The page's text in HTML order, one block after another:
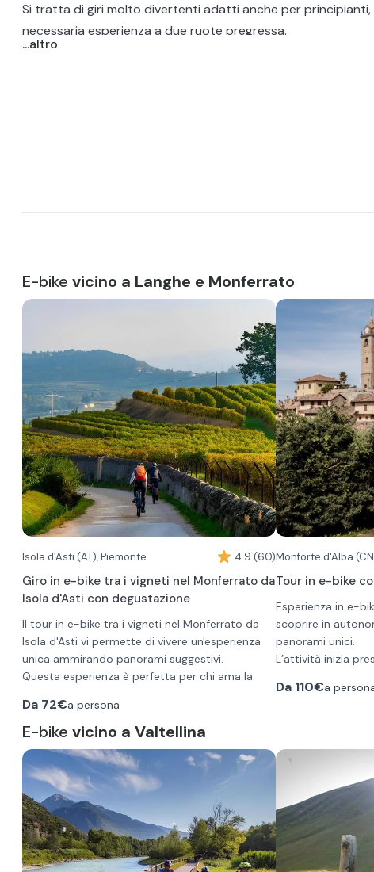
Si tratta di giri molto divertenti adatti anche per principianti,
necessaria esperienza a due ruote pregressa.
Scopri i migliori tour in bici al Lago di Como a pochi minuti da
...altro
E-bike vicino a Langhe e Monferrato
Isola d'Asti (AT), Piemonte 4.9 (60)
Giro in e-bike tra i vigneti nel Monferrato da
Isola d'Asti con degustazione
Il tour in e-bike tra i vigneti nel Monferrato da
Isola d'Asti vi permette di vivere un'esperienza
unica ammirando panorami suggestivi.
Questa esperienza è perfetta per chi ama la
territorio in modo sostenibile e divertente.
Avrete la possibilità di pedalare lungo sentieri
immersi nel verde, circondati da filari di viti e
alberi di ulivo. Potrete orientarvi grazie alla
mappa su un'app personalizzata che vi verrà
messa a disposizione.
Nel pacchetto sono compresi il casco, uno
zainetto, un lucchetto per la chiusura in
sicurezza dell’e-bike, un kit riparazione
pneumatici in caso di foratura, una mantellina
antipioggia e (a richiesta) il seggiolino per bimbi.
Questa esperienza prevede anche una visita
Da 72€a persona
Monforte d'Alba
Tour in e-bike
Esperienza in e-
scoprire in
panorami unici.
L’attività inizia
picnic, seguito da
esplorare il
suggestivi e alcuni
Durante il
punti panoramici
con il box picnic
secondo i tuoi ritmi.
Il rientro è
Da 110€a
E-bike vicino a Valtellina